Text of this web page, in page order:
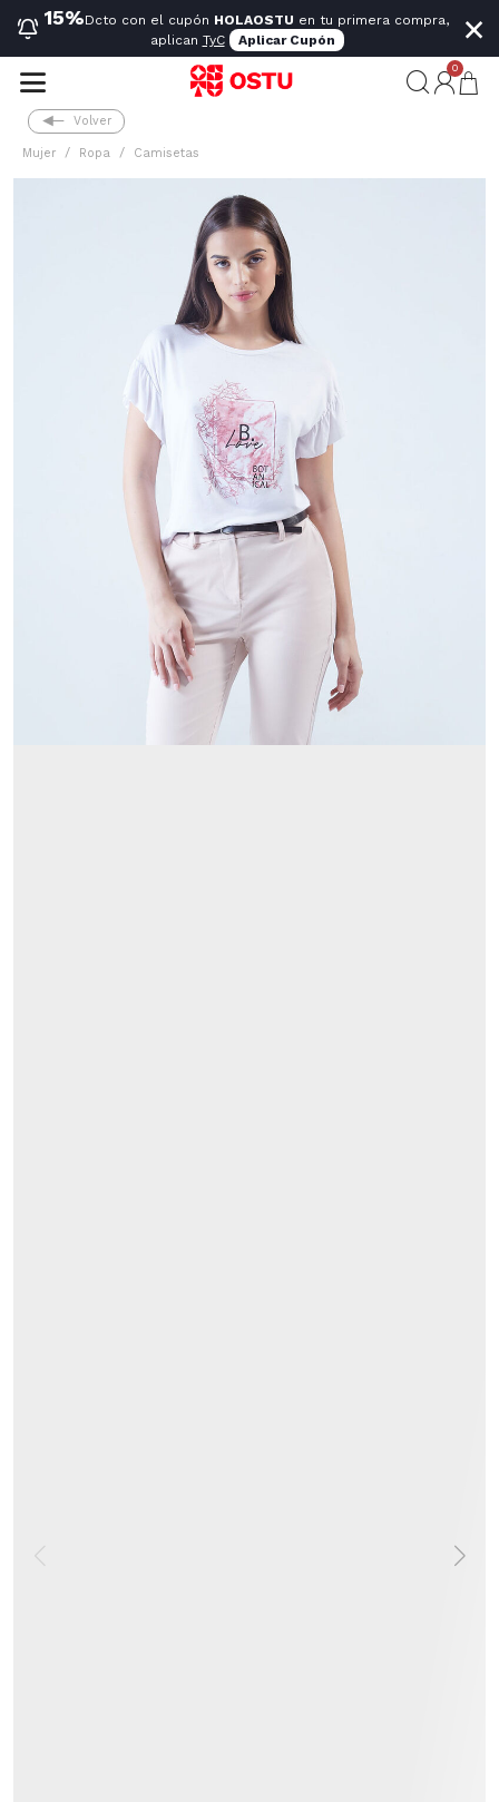
15%Dcto con el cupón HOLAOSTU en tu primera compra,
aplican TyC Aplicar Cupón ×
0
Volver
Mujer Ropa Camisetas